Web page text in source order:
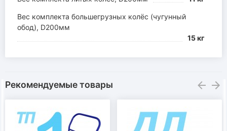
Вес комплекта большегрузных колёс (чугунный
обод), D200мм
15 кг
Рекомендуемые товары